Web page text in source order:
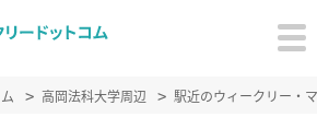
高岡法科大学周辺 駅近のウィークリー・